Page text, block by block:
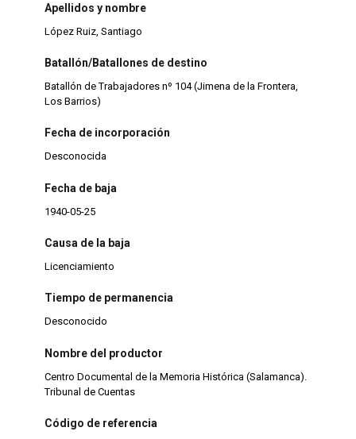
Apellidos y nombre
López Ruiz, Santiago
Batallón/Batallones de destino
Batallón de Trabajadores nº 104 (Jimena de la Frontera,
Los Barrios)
Fecha de incorporación
Desconocida
Fecha de baja
1940-05-25
Causa de la baja
Licenciamiento
Tiempo de permanencia
Desconocido
Nombre del productor
Centro Documental de la Memoria Histórica (Salamanca).
Tribunal de Cuentas
Código de referencia